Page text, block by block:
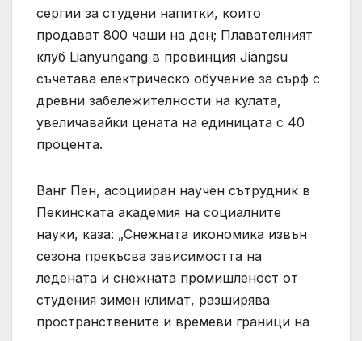
сергии за студени напитки, които
продават 800 чаши на ден; Плавателният
клуб Lianyungang в провинция Jiangsu
съчетава електрическо обучение за сърф с
древни забележителности на кулата,
увеличавайки цената на единицата с 40
процента.
Ванг Пен, асоцииран научен сътрудник в
Пекинската академия на социалните
науки, каза: „Снежната икономика извън
сезона прекъсва зависимостта на
ледената и снежната промишленост от
студения зимен климат, разширява
пространствените и времеви граници на